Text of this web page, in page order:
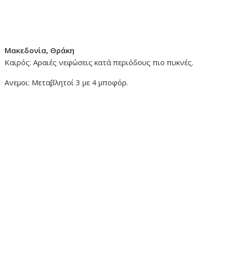
Μακεδονία, Θράκη
Καιρός: Αραιές νεφώσεις κατά περιόδους πιο πυκνές.
Ανεμοι: Μεταβλητοί 3 με 4 μποφόρ.